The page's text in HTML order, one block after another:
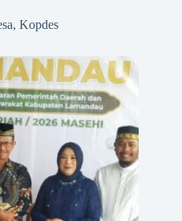
, Kopdes